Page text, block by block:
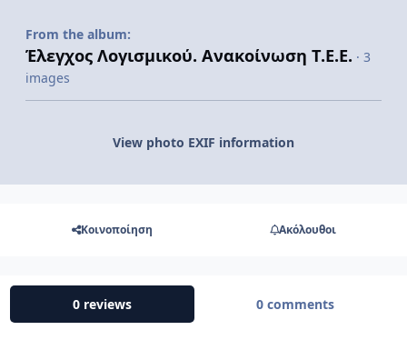
From the album:
Έλεγχος Λογισμικού. Ανακοίνωση Τ.Ε.Ε. · 3
images
View photo EXIF information
Κοινοποίηση Ακόλουθοι
0 reviews 0 comments